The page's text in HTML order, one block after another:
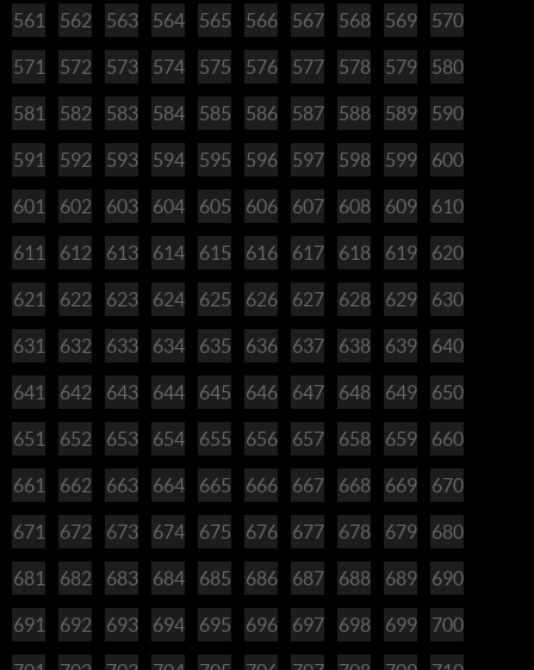
561 562 563 564 565 566 567 568 569 570
571 572 573 574 575 576 577 578 579 580
581 582 583 584 585 586 587 588 589 590
591 592 593 594 595 596 597 598 599 600
601 602 603 604 605 606 607 608 609 610
611 612 613 614 615 616 617 618 619 620
621 622 623 624 625 626 627 628 629 630
631 632 633 634 635 636 637 638 639 640
641 642 643 644 645 646 647 648 649 650
651 652 653 654 655 656 657 658 659 660
661 662 663 664 665 666 667 668 669 670
671 672 673 674 675 676 677 678 679 680
681 682 683 684 685 686 687 688 689 690
691 692 693 694 695 696 697 698 699 700